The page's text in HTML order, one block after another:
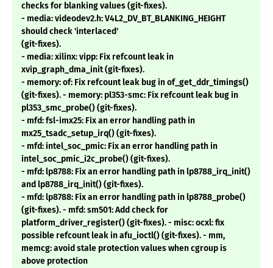
checks for blanking values (git-fixes).
- media: videodev2.h: V4L2_DV_BT_BLANKING_HEIGHT
should check 'interlaced'
(git-fixes).
- media: xilinx: vipp: Fix refcount leak in
xvip_graph_dma_init (git-fixes).
- memory: of: Fix refcount leak bug in of_get_ddr_timings()
(git-fixes). - memory: pl353-smc: Fix refcount leak bug in
pl353_smc_probe() (git-fixes).
- mfd: fsl-imx25: Fix an error handling path in
mx25_tsadc_setup_irq() (git-fixes).
- mfd: intel_soc_pmic: Fix an error handling path in
intel_soc_pmic_i2c_probe() (git-fixes).
- mfd: lp8788: Fix an error handling path in lp8788_irq_init()
and lp8788_irq_init() (git-fixes).
- mfd: lp8788: Fix an error handling path in lp8788_probe()
(git-fixes). - mfd: sm501: Add check for
platform_driver_register() (git-fixes). - misc: ocxl: fix
possible refcount leak in afu_ioctl() (git-fixes). - mm,
memcg: avoid stale protection values when cgroup is
above protection